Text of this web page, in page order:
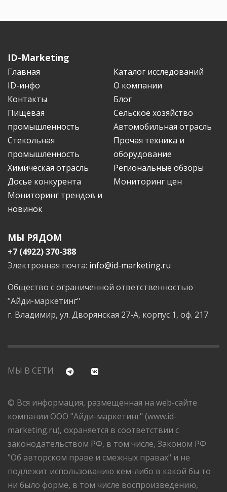
ID-Marketing
Главная
Каталог исследований
ID-инфо
О компании
Контакты
Блог
Пищевая
промышленность
Сельское хозяйство
Автомобильная отрасль
Стекольная
промышленность
Прочая техника и
оборудование
Химическая отрасль
Региональные обзоры
Досье конкурента
Мониторинг цен
Мониторинг трендов и
новинок
МЫ РЯДОМ
+7 (4922) 370-388
Электронная почта: info@id-marketing.ru
Общество с ограниченной ответственностью
"Айди-маркетинг"
г. Владимир, ул. Дворянская 27-А, корпус 1, оф. 217
МЫ В СЕТИ
© Вся информация, размещенная на web-сайте
компании ООО "Айди-маркетинг" (www.id-
marketing.ru), охраняется в соответствии с
законодательством РФ, в том числе, Законом РФ
"Об авторском праве и смежных правах" и не
подлежит использованию кем-либо в какой бы то
ни было форме, в том числе воспроизведению,